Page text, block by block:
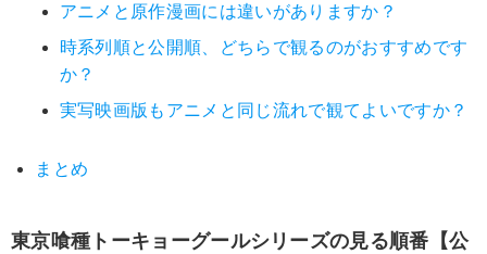
アニメと原作漫画には違いがありますか？
時系列順と公開順、どちらで観るのがおすすめです
か？
実写映画版もアニメと同じ流れで観てよいですか？
まとめ
東京喰種トーキョーグールシリーズの見る順番【公